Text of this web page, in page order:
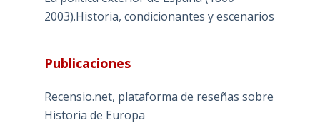
2003).Historia, condicionantes y escenarios
Publicaciones
Recensio.net, plataforma de reseñas sobre
Historia de Europa